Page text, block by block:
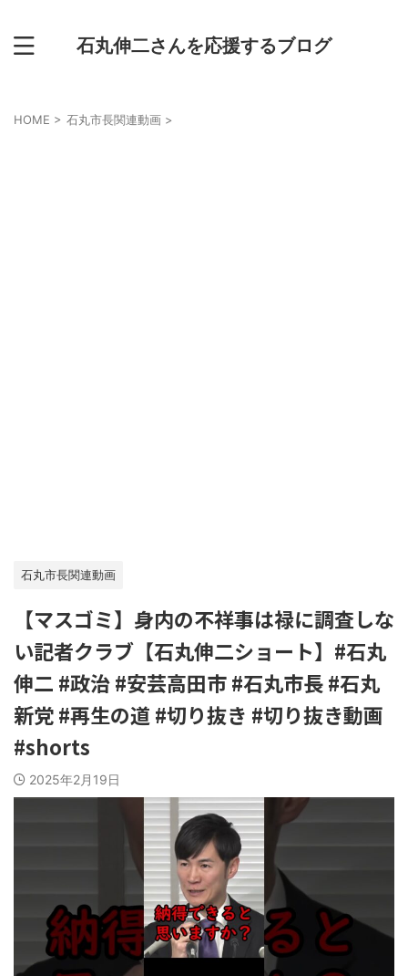
石丸伸二さんを応援するブログ
HOME > 石丸市長関連動画 >
石丸市長関連動画
【マスゴミ】身内の不祥事は禄に調査しな
い記者クラブ【石丸伸二ショート】#石丸
伸二 #政治 #安芸高田市 #石丸市長 #石丸
新党 #再生の道 #切り抜き #切り抜き動画
#shorts
2025年2月19日